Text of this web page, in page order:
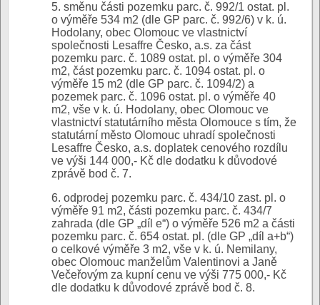
5. směnu části pozemku parc. č. 992/1 ostat. pl.
o výměře 534 m2 (dle GP parc. č. 992/6) v k. ú.
Hodolany, obec Olomouc ve vlastnictví
společnosti Lesaffre Česko, a.s. za část
pozemku parc. č. 1089 ostat. pl. o výměře 304
m2, část pozemku parc. č. 1094 ostat. pl. o
výměře 15 m2 (dle GP parc. č. 1094/2) a
pozemek parc. č. 1096 ostat. pl. o výměře 40
m2, vše v k. ú. Hodolany, obec Olomouc ve
vlastnictví statutárního města Olomouce s tím, že
statutární město Olomouc uhradí společnosti
Lesaffre Česko, a.s. doplatek cenového rozdílu
ve výši 144 000,- Kč dle dodatku k důvodové
zprávě bod č. 7.
6. odprodej pozemku parc. č. 434/10 zast. pl. o
výměře 91 m2, části pozemku parc. č. 434/7
zahrada (dle GP „díl e“) o výměře 526 m2 a části
pozemku parc. č. 654 ostat. pl. (dle GP „díl a+b“)
o celkové výměře 3 m2, vše v k. ú. Nemilany,
obec Olomouc manželům Valentinovi a Janě
Večeřovým za kupní cenu ve výši 775 000,- Kč
dle dodatku k důvodové zprávě bod č. 8.